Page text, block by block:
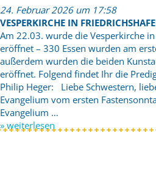
24. Februar 2026 um 17:58
VESPERKIRCHE IN
Am 22.03. wurde die Vesperkirche
eröffnet – 330 Essen wurden am
außerdem wurden die beiden
eröffnet. Folgend findet Ihr die
Philip Heger: Liebe Schwestern,
Evangelium vom ersten
Evangelium …
» weiterlesen